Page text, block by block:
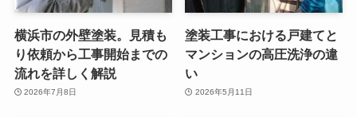
横浜市の外壁塗装。見積も
り依頼から工事開始までの
流れを詳しく解説
2026年7月8日
塗装工事における戸建てと
マンションの高圧洗浄の違
い
2026年5月11日